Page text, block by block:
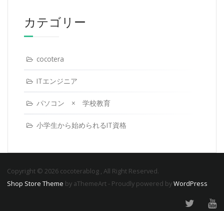
カテゴリー
cocotera
ITエンジニア
パソコン × 学校教育
小学生から始められるIT資格
Copyright © 2026 cocoterablog , All Right Reserved.
Shop Store Theme by aThemeArt - Proudly powered byWordPress